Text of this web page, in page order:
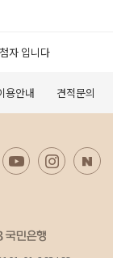
자 입니다
[공지] 모바일에서 구매가 원활하지 않을 경우 먼저 확인 해 보세요.
용안내 견적문의